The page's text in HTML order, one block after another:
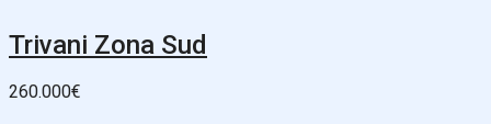
Trivani Zona Sud
260.000€